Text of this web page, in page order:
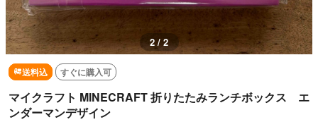
2 / 2
送料込 すぐに購入可
マイクラフト MINECRAFT 折りたたみランチボックス エ
ンダーマンデザイン